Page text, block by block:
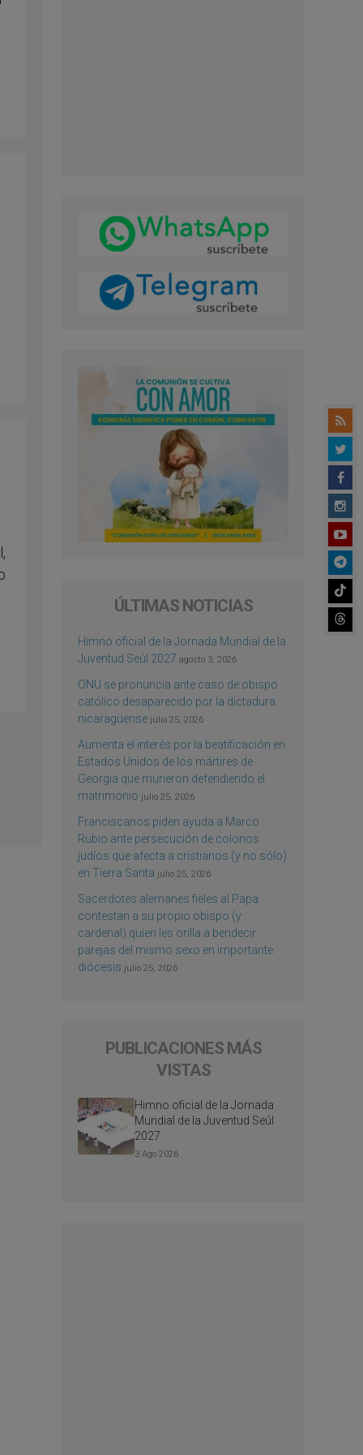
ÚLTIMAS NOTICIAS
Himno oficial de la Jornada Mundial de la
Juventud Seúl 2027 agosto 3, 2026
ONU se pronuncia ante caso de obispo
católico desaparecido por la dictadura
nicaragüense julio 25, 2026
Aumenta el interés por la beatificación en
Estados Unidos de los mártires de
Georgia que murieron defendiendo el
matrimonio julio 25, 2026
Franciscanos piden ayuda a Marco
Rubio ante persecución de colonos
judíos que afecta a cristianos (y no sólo)
en Tierra Santa julio 25, 2026
Sacerdotes alemanes fieles al Papa
contestan a su propio obispo (y
cardenal) quien les orilla a bendecir
parejas del mismo sexo en importante
diócesis julio 25, 2026
PUBLICACIONES MÁS
VISTAS
Himno oficial de la Jornada
Mundial de la Juventud Seúl
2027
3 Ago 2026